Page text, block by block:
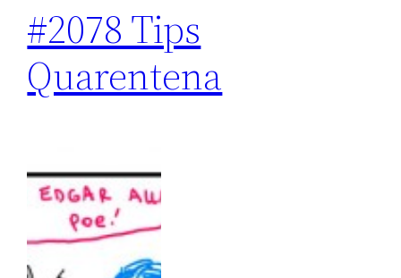
#2078 Tips
Quarentena